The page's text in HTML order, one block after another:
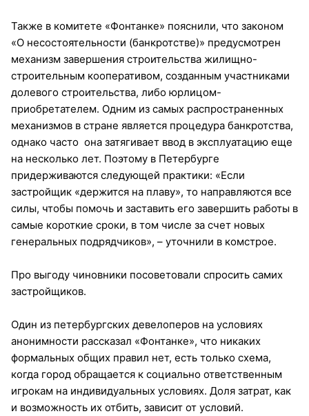
Также в комитете «Фонтанке» пояснили, что законом
«О несостоятельности (банкротстве)» предусмотрен
механизм завершения строительства жилищно-
строительным кооперативом, созданным участниками
долевого строительства, либо юрлицом-
приобретателем. Одним из самых распространенных
механизмов в стране является процедура банкротства,
однако часто она затягивает ввод в эксплуатацию еще
на несколько лет. Поэтому в Петербурге
придерживаются следующей практики: «Если
застройщик «держится на плаву», то направляются все
силы, чтобы помочь и заставить его завершить работы в
самые короткие сроки, в том числе за счет новых
генеральных подрядчиков», – уточнили в комстрое.
Про выгоду чиновники посоветовали спросить самих
застройщиков.
Один из петербургских девелоперов на условиях
анонимности рассказал «Фонтанке», что никаких
формальных общих правил нет, есть только схема,
когда город обращается к социально ответственным
игрокам на индивидуальных условиях. Доля затрат, как
и возможность их отбить, зависит от условий.